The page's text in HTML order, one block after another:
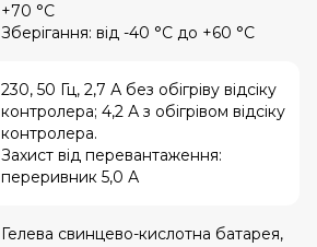
+70 °С
Зберігання: від -40 °С до +60 °С
230, 50 Гц, 2,7 А без обігріву відсіку
контролера; 4,2 А з обігрівом відсіку
контролера.
Захист від перевантаження:
переривник 5,0 А
Гелева свинцево-кислотна батарея,